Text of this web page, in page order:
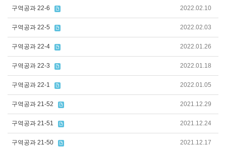
구역공과 22-6 2022.02.10
구역공과 22-5 2022.02.03
구역공과 22-4 2022.01.26
구역공과 22-3 2022.01.18
구역공과 22-1 2022.01.05
구역공과 21-52 2021.12.29
구역공과 21-51 2021.12.24
구역공과 21-50 2021.12.17